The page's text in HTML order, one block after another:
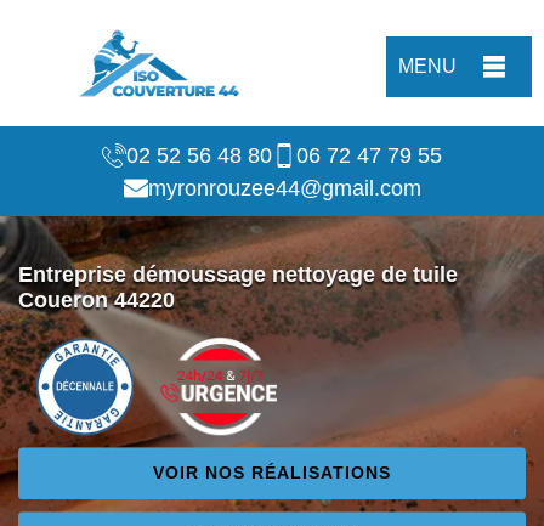
MENU
02 52 56 48 80
06 72 47 79 55
myronrouzee44@gmail.com
Entreprise démoussage nettoyage de tuile
Coueron 44220
VOIR NOS RÉALISATIONS